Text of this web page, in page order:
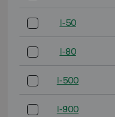
I-50
I-80
I-500
I-900